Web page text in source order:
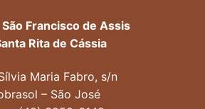
Francisco de Assis
Rita de Cássia
Maria Fabro, s/n
– São José